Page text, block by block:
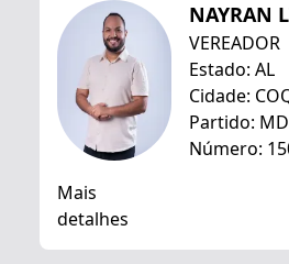
NAYRAN
VEREADOR
Estado: AL
Cidade:
Partido:
Número:
Mais
detalhes